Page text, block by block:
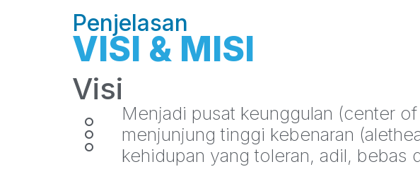
Penjelasan
VISI & MISI
Visi
Menjadi pusat keunggulan (center
menjunjung tinggi kebenaran
kehidupan yang toleran, adil, bebas